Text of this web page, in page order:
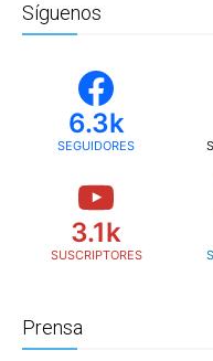
Síguenos
6.3k
SEGUIDORES
3.1k
SUSCRIPTORES
Prensa